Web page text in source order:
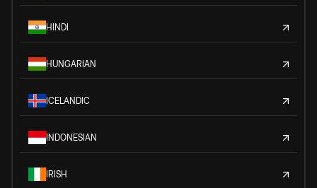
HINDI
HUNGARIAN
ICELANDIC
INDONESIAN
IRISH